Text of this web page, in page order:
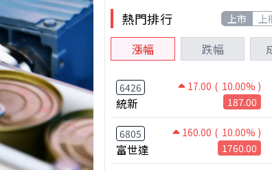
熱門排行 上市 上
漲幅 跌幅
6426 17.00 ( 10.00% )
統新 187.00
6805 160.00 ( 10.00% )
富世達 1760.00